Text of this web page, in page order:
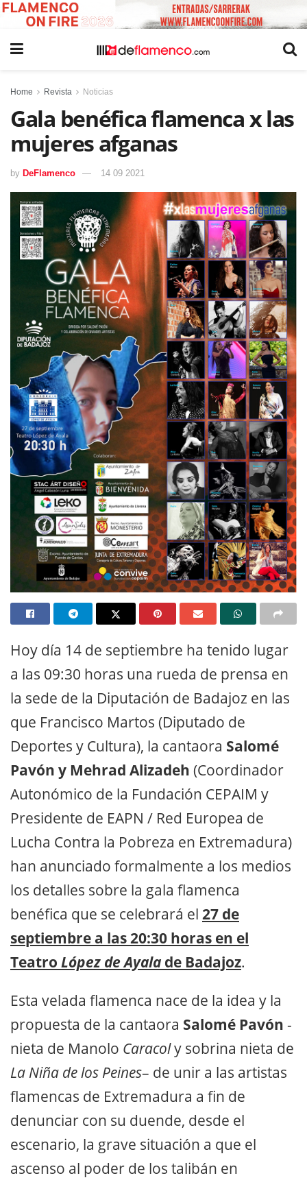
Home Revista Noticias
Gala benéfica flamenca x las
mujeres afganas
by DeFlamenco 14 09 2021
Hoy día 14 de septiembre ha tenido lugar
a las 09:30 horas una rueda de prensa en
la sede de la Diputación de Badajoz en las
que Francisco Martos (Diputado de
Deportes y Cultura), la cantaora Salomé
Pavón y Mehrad Alizadeh (Coordinador
Autonómico de la Fundación CEPAIM y
Presidente de EAPN / Red Europea de
Lucha Contra la Pobreza en Extremadura)
han anunciado formalmente a los medios
los detalles sobre la gala flamenca
benéfica que se celebrará el 27 de
septiembre a las 20:30 horas en el
Teatro López de Ayala de Badajoz.
Esta velada flamenca nace de la idea y la
propuesta de la cantaora Salomé Pavón -
nieta de Manolo Caracoly sobrina nieta de
La Niña de los Peines– de unir a las artistas
flamencas de Extremadura a fin de
denunciar con su duende, desde el
escenario, la grave situación a que el
ascenso al poder de los talibán en